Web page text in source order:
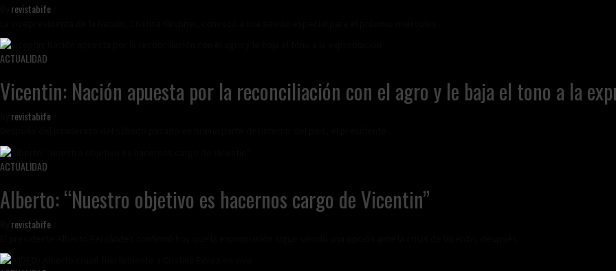
revistabife
ACTUALIDAD
Vicentin: Nación apuesta por la reconciliación con el agro y le baja el tono a la
revistabife
ACTUALIDAD
Alberto: “Nuestro objetivo es hacernos cargo de Vicentin”
revistabife